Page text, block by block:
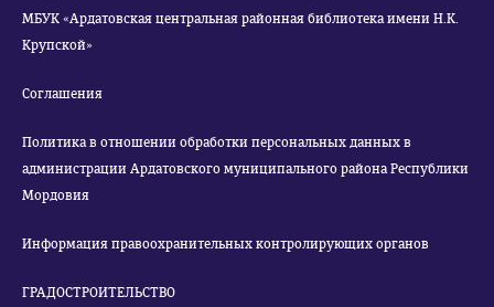
МБУК «Ардатовская центральная районная библиотека имени Н.К.
Крупской»
Соглашения
Политика в отношении обработки персональных данных в
администрации Ардатовского муниципального района Республики
Мордовия
Информация правоохранительных контролирующих органов
ГРАДОСТРОИТЕЛЬСТВО